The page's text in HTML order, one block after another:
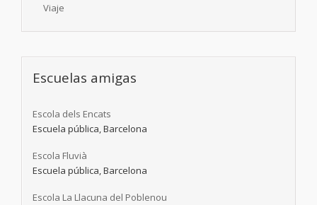
Viaje
Escuelas amigas
Escola dels Encats
Escuela pública, Barcelona
Escola Fluvià
Escuela pública, Barcelona
Escola La Llacuna del Poblenou